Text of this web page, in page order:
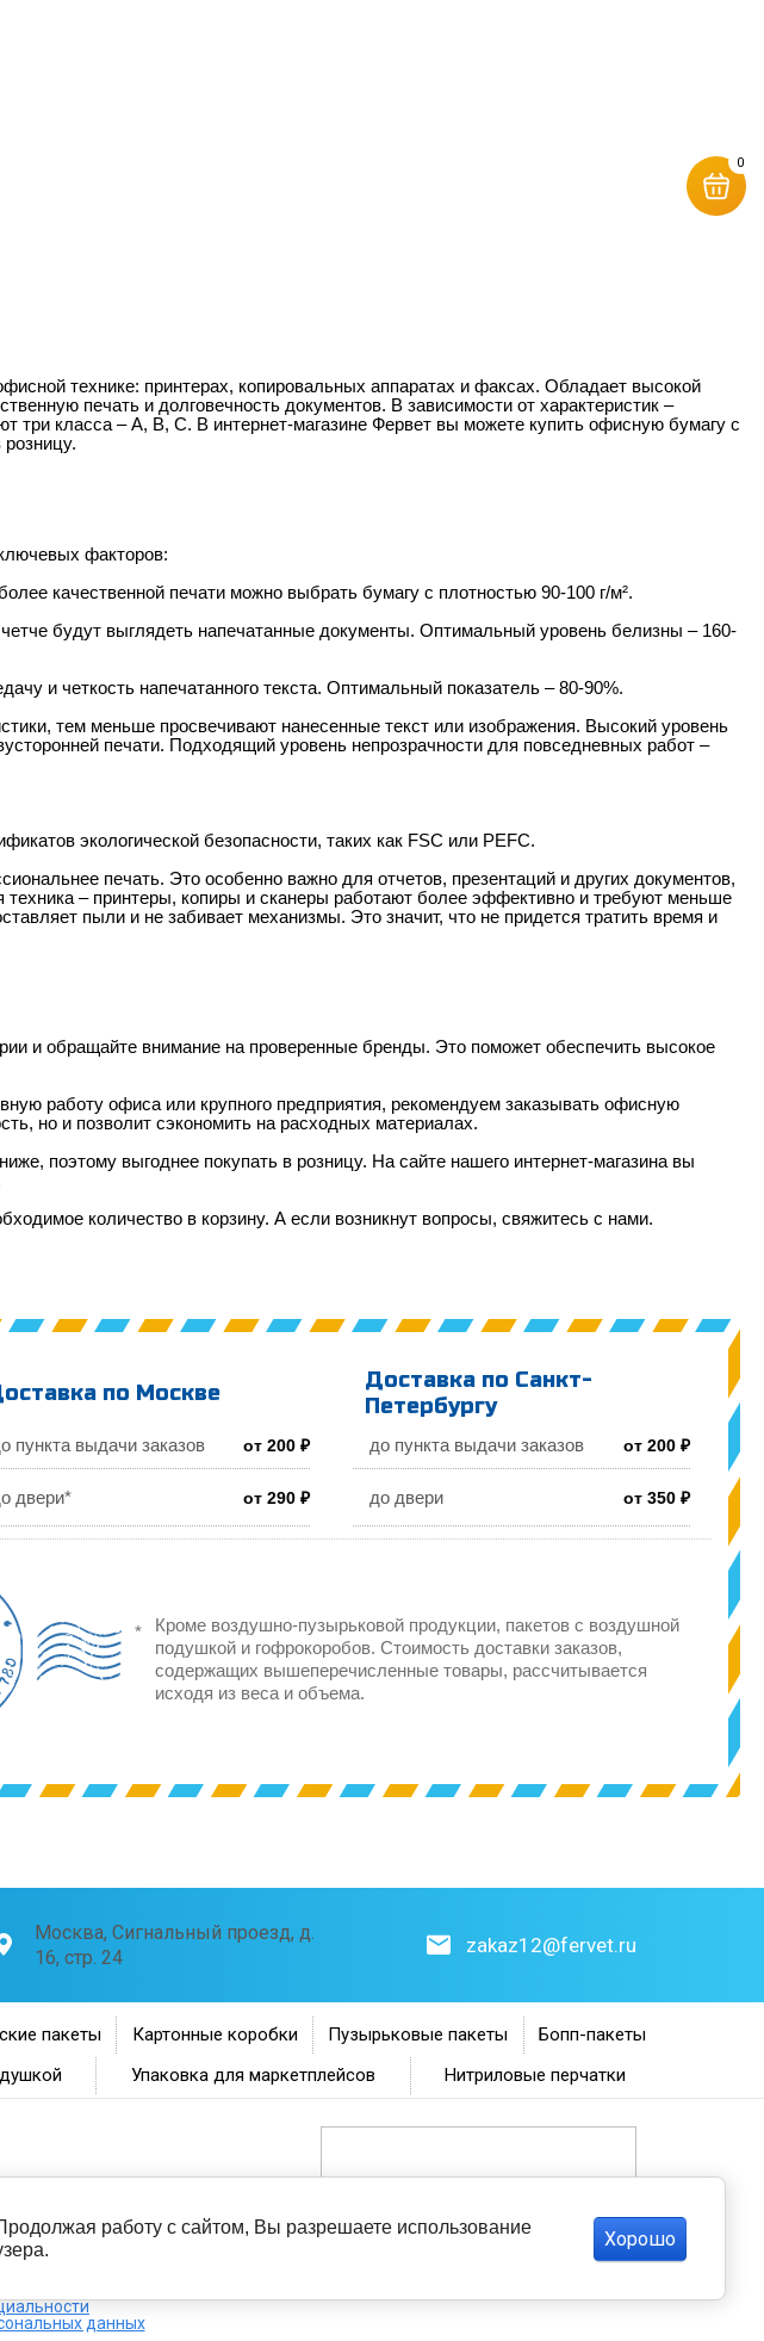
технике: принтерах, копировальных аппаратах и факсах. Обладает высокой
печать и долговечность документов. В зависимости от характеристик –
три класса – A, B, C. В интернет-магазине Фервет вы можете купить офисную бумагу с
факторов:
качественной печати можно выбрать бумагу с плотностью 90-100 г/м².
будут выглядеть напечатанные документы. Оптимальный уровень белизны – 160-
и четкость напечатанного текста. Оптимальный показатель – 80-90%.
тем меньше просвечивают нанесенные текст или изображения. Высокий уровень
печати. Подходящий уровень непрозрачности для повседневных работ –
экологической безопасности, таких как FSC или PEFC.
печать. Это особенно важно для отчетов, презентаций и других документов,
– принтеры, копиры и сканеры работают более эффективно и требуют меньше
пыли и не забивает механизмы. Это значит, что не придется тратить время и
и обращайте внимание на проверенные бренды. Это поможет обеспечить высокое
работу офиса или крупного предприятия, рекомендуем заказывать офисную
но и позволит сэкономить на расходных материалах.
поэтому выгоднее покупать в розницу. На сайте нашего интернет-магазина вы
количество в корзину. А если возникнут вопросы, свяжитесь с нами.
по Москве
пункта выдачи заказов от 200 ₽
двери* от 290 ₽
Доставка по Санкт-
Петербургу
до пункта выдачи заказов от 200 ₽
до двери от 350 ₽
Кроме воздушно-пузырьковой продукции, пакетов с воздушной
подушкой и гофрокоробов. Стоимость доставки заказов,
содержащих вышеперечисленные товары, рассчитывается
исходя из веса и объема.
Москва, Сигнальный проезд, д.
16, стр. 24
zakaz12@fervet.ru
пакеты Картонные коробки Пузырьковые пакеты
Бопп-пакеты
Упаковка для маркетплейсов Нитриловые перчатки
данных
0
работу с сайтом, Вы разрешаете использование
Хорошо